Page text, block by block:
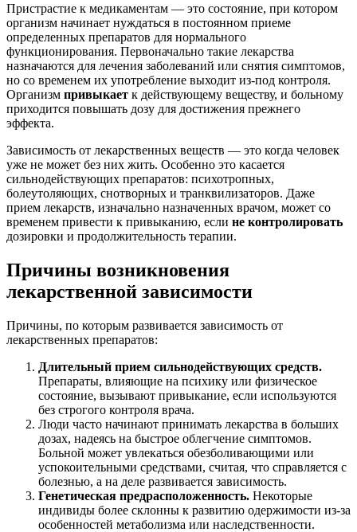
Пристрастие к медикаментам — это состояние, при котором
организм начинает нуждаться в постоянном приеме
определенных препаратов для нормального
функционирования. Первоначально такие лекарства
назначаются для лечения заболеваний или снятия симптомов,
но со временем их употребление выходит из-под контроля.
Организм привыкает к действующему веществу, и больному
приходится повышать дозу для достижения прежнего
эффекта.
Зависимость от лекарственных веществ — это когда человек
уже не может без них жить. Особенно это касается
сильнодействующих препаратов: психотропных,
болеутоляющих, снотворных и транквилизаторов. Даже
прием лекарств, изначально назначенных врачом, может со
временем привести к привыканию, если не контролировать
дозировки и продолжительность терапии.
Причины возникновения
лекарственной зависимости
Причины, по которым развивается зависимость от
лекарственных препаратов:
Длительный прием сильнодействующих средств.
Препараты, влияющие на психику или физическое
состояние, вызывают привыкание, если используются
без строгого контроля врача.
Люди часто начинают принимать лекарства в больших
дозах, надеясь на быстрое облегчение симптомов.
Больной может увлекаться обезболивающими или
успокоительными средствами, считая, что справляется с
болезнью, а на деле развивается зависимость.
Генетическая предрасположенность. Некоторые
индивиды более склонны к развитию одержимости из-за
особенностей метаболизма или наследственности.